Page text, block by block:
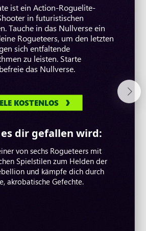
ist ein Action-Roguelite-
in futuristischen
Tauche in das Nullverse ein
Rogueteers, um den letzten
sich entfaltende
zu leisten. Starte
das Nullverse.
KOSTENLOS
dir gefallen wird:
von sechs Rogueteers mit
Spielstilen zum Helden der
und kämpfe dich durch
akrobatische Gefechte.
ist ein episches Open-
im Erbe des Wuxia.
Kampfsystem,
Geheimnisse und bahne
Weg in diesem
Free-to-Play-Abenteuer.
Schreibe deine Geschichte.
KOSTENLOS
dir gefallen wird:
Charakter an und meistere ein
Kampfsystem. Erkunde die
Beschränkungen und tue, was
immer du willst.
Person-Action-Rollenspiel-
Stil, angetrieben von der
Dank einer
Auswahl einzigartiger
du solo und im Koop-Modus
und Spielern gegen
kämpfen.
KOSTENLOS
dir gefallen wird:
Herausforderungen
die Menschheit in einem
Koop-Shooter voller
epischer Geschichten